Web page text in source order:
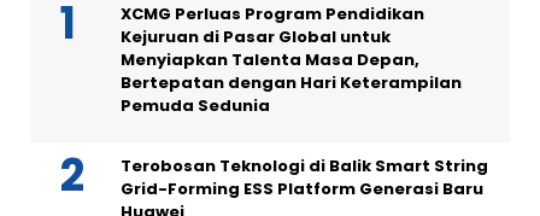
XCMG Perluas Program Pendidikan
Kejuruan di Pasar Global untuk
Menyiapkan Talenta Masa Depan,
Bertepatan dengan Hari Keterampilan
Pemuda Sedunia
Terobosan Teknologi di Balik Smart String
Grid-Forming ESS Platform Generasi Baru
Huawei